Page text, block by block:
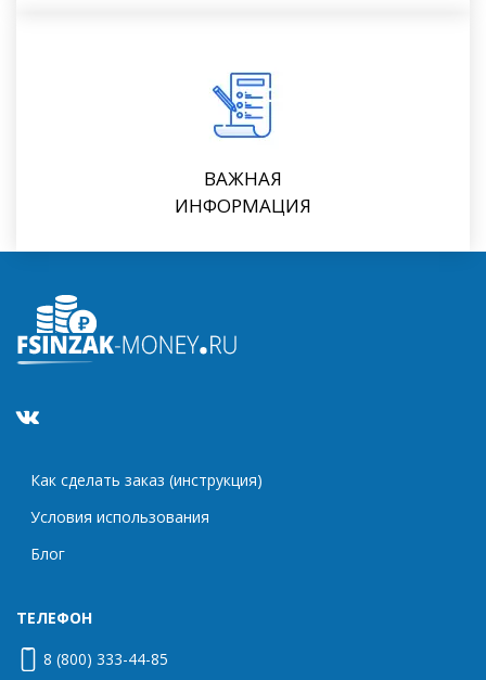
ВАЖНАЯ
ИНФОРМАЦИЯ
Как сделать заказ (инструкция)
Условия использования
Блог
ТЕЛЕФОН
8 (800) 333-44-85